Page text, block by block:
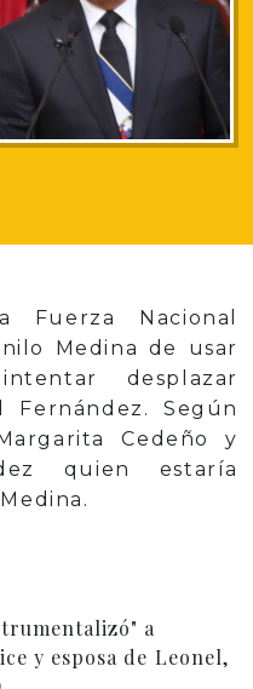
Fuerza Nacional
Medina de usar
desplazar
Según
Cedeño y
quien estaría
a
y esposa de Leonel,